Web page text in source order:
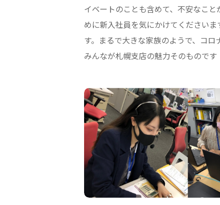
イベートのことも含めて、不安なこ
めに新入社員を気にかけてください
す。まるで大きな家族のようで、コ
みんなが札幌支店の魅力そのものです